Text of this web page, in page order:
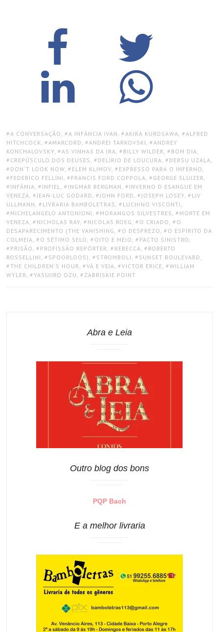
TAGS:
A CONVERSAÇÃO , A INFÂNCIA IVAN , AKIRA KUROSAWA, ALFRED
HITCHCOCK, AMARCORD , ANDREI TARKOVSKI , ANDREY
KONCHALOVSKY, AS VINHAS DA IRA, BILLY WILDER, BOM DIA,
CREPÚSCULO DOS DEUSES , DELÍRIO DE LOUCURA, DERSU UZALA,
DON`T LOOK NOW, ELEM KLIMOV, EXPRESSO PARA O INFERNO ,
FEDERICO FELLINI , FRANCIS FORD COPPOLA, GEORGE SLUIZER,
INFÂMIA, INFIEL, INGMAR BERGMAN , INVERNO D ESANGUE EM
VENEZA, JEAN-LUC GODARD , JOHN FORD , JOSEPH LOSEY, LIV
ULLMANN , LIVRARIA BAMBOLETRAS , LUCHINO VISCONTI ,
MICHELANGELO ANTONIONI , MORANGOS SILVESTRES , MORTE EM
VENEZA, NICHOLAS RAY, NICOLAS ROEG , O CRIADO , O
DESAPARECIMENTO (THE VANISHING , O DESPREZO , O ESPÍRITO DA
COLMEIA, O SÉTIMO SELO , OITO E MEIO , PACTO SINISTRO ,
PRISÃO , PROFISSÃO REPÓRTER, REBECCA, ROBERTO
ROSSELLINI , SPOORLOOS) , STROMBOLI , SUNSET BOULEVARD ,
THE CHILDREN'S HOUR, VÁ E VEJA, VICTOR ERICE, WILLIAM
WYLER, YASUJIRO OZU , ZABRISKIE POINT
Abra e Leia
Outro blog dos bons
PQP Bach
E a melhor livraria